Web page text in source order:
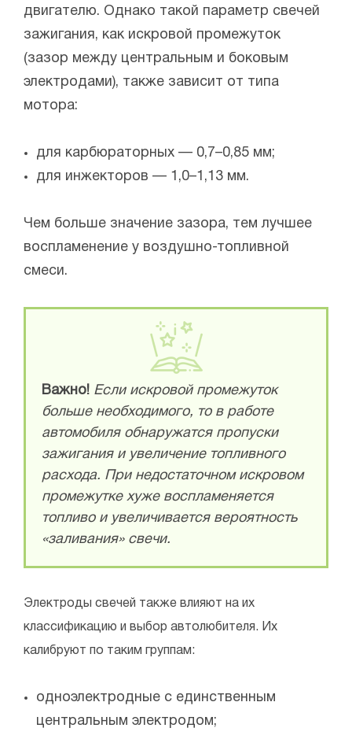
двигателю. Однако такой параметр свечей
зажигания, как искровой промежуток
(зазор между центральным и боковым
электродами), также зависит от типа
мотора:
для карбюраторных — 0,7–0,85 мм;
для инжекторов — 1,0–1,13 мм.
Чем больше значение зазора, тем лучшее
воспламенение у воздушно-топливной
смеси.
Важно! Если искровой промежуток
больше необходимого, то в работе
автомобиля обнаружатся пропуски
зажигания и увеличение топливного
расхода. При недостаточном искровом
промежутке хуже воспламеняется
топливо и увеличивается вероятность
«заливания» свечи.
Электроды свечей также влияют на их
классификацию и выбор автолюбителя. Их
калибруют по таким группам:
одноэлектродные с единственным
центральным электродом;